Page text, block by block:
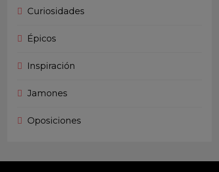
Curiosidades
Épicos
Inspiración
Jamones
Oposiciones